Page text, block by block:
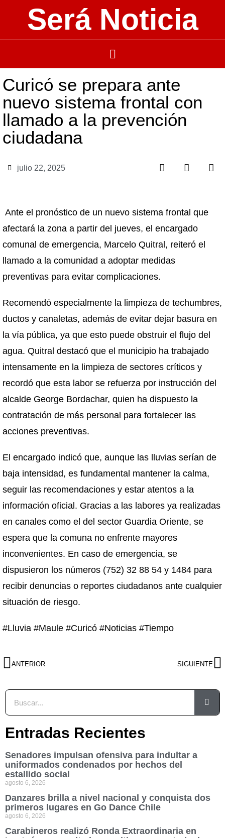
Será Noticia
Curicó se prepara ante
nuevo sistema frontal con
llamado a la prevención
ciudadana
julio 22, 2025
Ante el pronóstico de un nuevo sistema frontal que
afectará la zona a partir del jueves, el encargado
comunal de emergencia, Marcelo Quitral, reiteró el
llamado a la comunidad a adoptar medidas
preventivas para evitar complicaciones.
Recomendó especialmente la limpieza de techumbres,
ductos y canaletas, además de evitar dejar basura en
la vía pública, ya que esto puede obstruir el flujo del
agua. Quitral destacó que el municipio ha trabajado
intensamente en la limpieza de sectores críticos y
recordó que esta labor se refuerza por instrucción del
alcalde George Bordachar, quien ha dispuesto la
contratación de más personal para fortalecer las
acciones preventivas.
El encargado indicó que, aunque las lluvias serían de
baja intensidad, es fundamental mantener la calma,
seguir las recomendaciones y estar atentos a la
información oficial. Gracias a las labores ya realizadas
en canales como el del sector Guardia Oriente, se
espera que la comuna no enfrente mayores
inconvenientes. En caso de emergencia, se
dispusieron los números (752) 32 88 54 y 1484 para
recibir denuncias o reportes ciudadanos ante cualquier
situación de riesgo.
#Lluvia #Maule #Curicó #Noticias #Tiempo
ANTERIOR SIGUIENTE
Entradas Recientes
Senadores impulsan ofensiva para indultar a
uniformados condenados por hechos del
estallido social
agosto 6, 2026
Danzares brilla a nivel nacional y conquista dos
primeros lugares en Go Dance Chile
agosto 6, 2026
Carabineros realizó Ronda Extraordinaria en